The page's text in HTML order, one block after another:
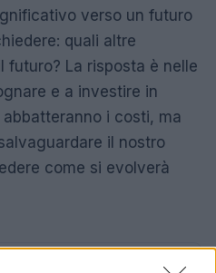
verso un futuro
quali altre
futuro? La risposta è nelle
e a investire in
i costi, ma
il nostro
come si evolverà